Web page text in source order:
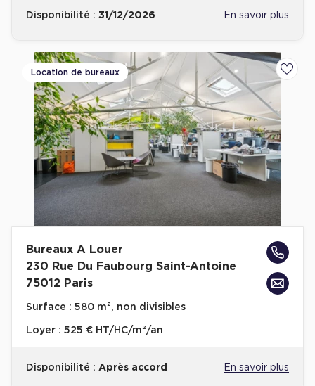
Disponibilité : 31/12/2026 En savoir plus
Location de bureaux
Bureaux A Louer
230 Rue Du Faubourg Saint-Antoine
75012 Paris
Surface : 580 m², non divisibles
Loyer : 525 € HT/HC/m²/an
Disponibilité : Après accord En savoir plus